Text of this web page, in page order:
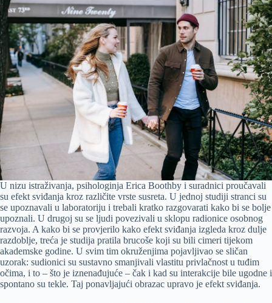
U nizu istraživanja, psihologinja Erica Boothby i suradnici proučavali
su efekt sviđanja kroz različite vrste susreta. U jednoj studiji stranci su
se upoznavali u laboratoriju i trebali kratko razgovarati kako bi se bolje
upoznali. U drugoj su se ljudi povezivali u sklopu radionice osobnog
razvoja. A kako bi se provjerilo kako efekt sviđanja izgleda kroz dulje
razdoblje, treća je studija pratila brucoše koji su bili cimeri tijekom
akademske godine. U svim tim okruženjima pojavljivao se sličan
uzorak: sudionici su sustavno smanjivali vlastitu privlačnost u tuđim
očima, i to – što je iznenađujuće – čak i kad su interakcije bile ugodne i
spontano su tekle. Taj ponavljajući obrazac upravo je efekt sviđanja.